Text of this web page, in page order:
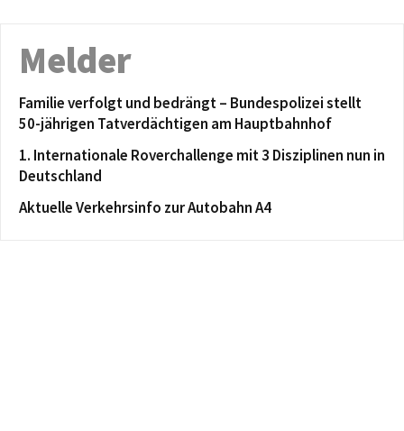
Melder
Familie verfolgt und bedrängt – Bundespolizei stellt
50-jährigen Tatverdächtigen am Hauptbahnhof
1. Internationale Roverchallenge mit 3 Disziplinen nun in
Deutschland
Aktuelle Verkehrsinfo zur Autobahn A4